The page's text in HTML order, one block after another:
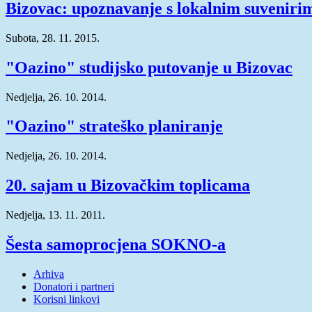
Bizovac: upoznavanje s lokalnim
Subota, 28. 11. 2015.
"Oazino" studijsko putovanje u Bizovac
Nedjelja, 26. 10. 2014.
"Oazino" strateško planiranje
Nedjelja, 26. 10. 2014.
20. sajam u Bizovačkim toplicama
Nedjelja, 13. 11. 2011.
Šesta samoprocjena SOKNO-a
Arhiva
Donatori i partneri
Korisni linkovi